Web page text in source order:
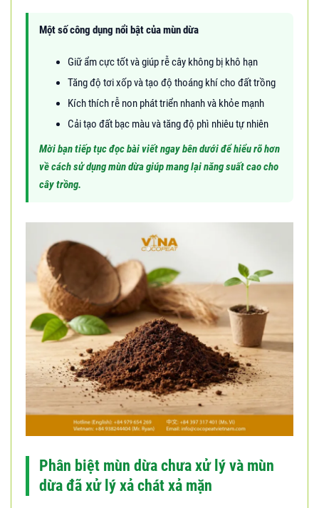
Một số công dụng nổi bật của mùn dừa
Giữ ẩm cực tốt và giúp rễ cây không bị khô hạn
Tăng độ tơi xốp và tạo độ thoáng khí cho đất trồng
Kích thích rễ non phát triển nhanh và khỏe mạnh
Cải tạo đất bạc màu và tăng độ phì nhiêu tự nhiên
Mời bạn tiếp tục đọc bài viết ngay bên dưới để hiểu rõ hơn
về cách sử dụng mùn dừa giúp mang lại năng suất cao cho
cây trồng.
Phân biệt mùn dừa chưa xử lý và mùn
dừa đã xử lý xả chát xả mặn